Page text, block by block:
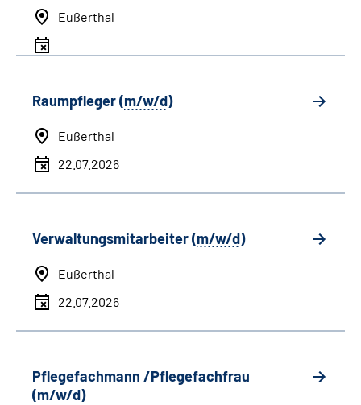
Eußerthal
Raumpfleger (m/w/d)
Eußerthal
22.07.2026
Verwaltungsmitarbeiter (m/w/d)
Eußerthal
22.07.2026
Pflegefachmann /Pflegefachfrau
(m/w/d)